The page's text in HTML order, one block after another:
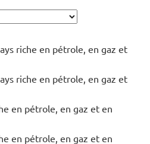
riche en pétrole, en gaz et
riche en pétrole, en gaz et
en pétrole, en gaz et en
en pétrole, en gaz et en